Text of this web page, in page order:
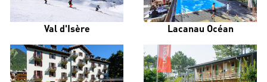
Val d'Isère Lacanau Océan